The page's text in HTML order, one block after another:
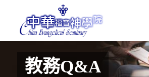
教務Q&A